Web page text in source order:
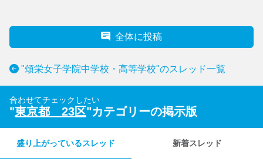
全体に投稿
"頌栄女子学院中学校・高等学校"のスレッド一覧
合わせてチェックしたい
"東京都 23区"カテゴリーの掲示版
盛り上がっているスレッド 新着スレッド